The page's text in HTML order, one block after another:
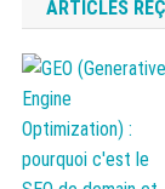
ARTICLES